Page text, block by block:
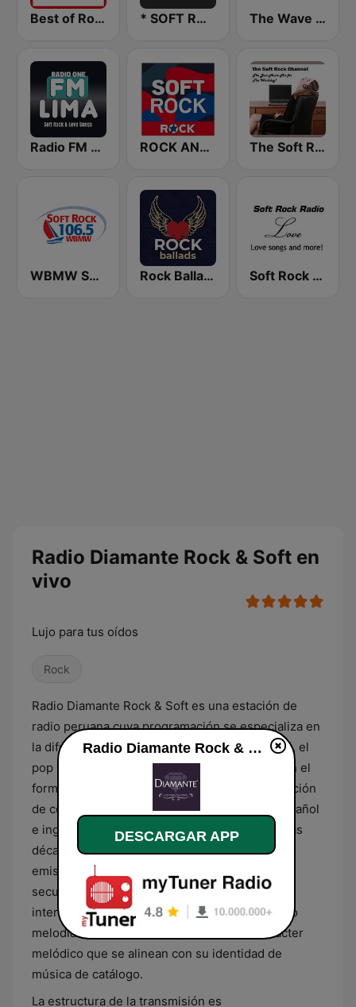
Best of Rock - Soft Rock.FM * SOFT ROCK The Wave - Relaxing radio
Radio FM Lima - Soft Rock - Love Songs ROCK ANTENNE Soft Rock The Soft Rock Channel
WBMW Soft Rock 106.5 Rock Ballads RadioSpinner Soft Rock Radio Love
Radio Diamante Rock & Soft en
vivo
Lujo para tus oídos
Rock
Radio Diamante Rock & Soft es una estación de
radio peruana cuya programación se especializa en
la difusión de géneros musicales como el rock, el
pop y las baladas, con un enfoque particular en el
formato soft y adulto contemporáneo. La selección
de contenidos integra piezas musicales en español
e inglés, abarcando principalmente éxitos de las
décadas de 1970, 1980 y 1990. El formato de la
emisora está estructurado para ofrecer una
secuencia sonora constante de clásicos
internacionales y latinoamericanos, priorizando
melodías pausadas y composiciones de carácter
melódico que se alinean con su identidad de
música de catálogo.
La estructura de la transmisión es
Radio Diamante Rock & Soft en vivo
DESCARGAR APP